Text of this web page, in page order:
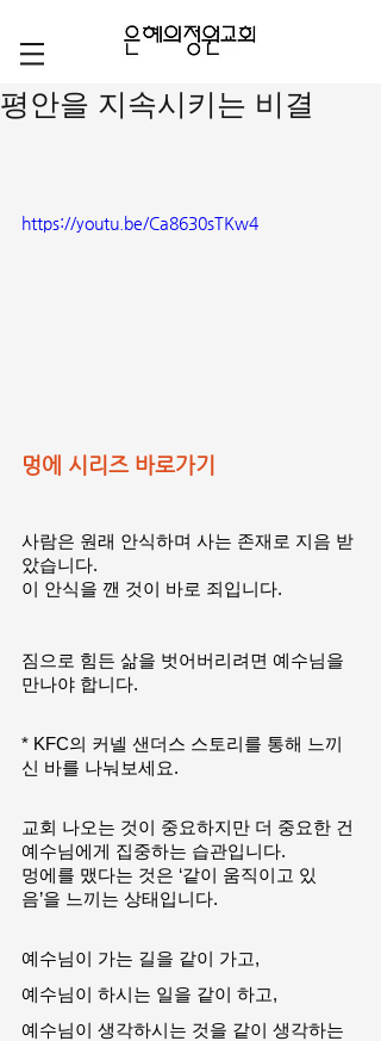
평안을 지속시키는 비결
https://youtu.be/Ca8630sTKw4
멍에 시리즈 바로가기
사람은 원래 안식하며 사는 존재로 지음 받
았습니다.
이 안식을 깬 것이 바로 죄입니다.
짐으로 힘든 삶을 벗어버리려면 예수님을
만나야 합니다.
* KFC의 커넬 샌더스 스토리를 통해 느끼
신 바를 나눠보세요.
교회 나오는 것이 중요하지만 더 중요한 건
예수님에게 집중하는 습관입니다.
멍에를 맸다는 것은 ‘같이 움직이고 있
음’을 느끼는 상태입니다.
예수님이 가는 길을 같이 가고,
예수님이 하시는 일을 같이 하고,
예수님이 생각하시는 것을 같이 생각하는